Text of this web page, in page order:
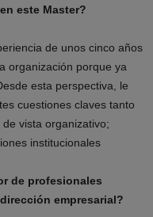
este Master?
de unos cinco años
organización porque ya
esta perspectiva, le
cuestiones claves tanto
vista organizativo;
institucionales
de profesionales
empresarial?